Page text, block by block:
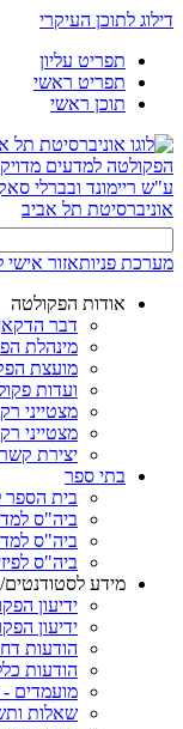
דילוג לתוכן העיקרי
תפריט עליון
תפריט ראשי
תוכן ראשי
הפקולטה למדעים
ע"ש ריימונד ובברלי
אוניברסיטת תל אביב
מערכת פניותאזור אישי
אודות הפקולטה
דבר
מינהלת
מועצת
ועדות
מצטייני
מצטייני
יצירת
בתי ספר
בית הספר
ביה"ס
ביה"ס
ביה"ס
מידע לסטודנטים/
ידיעון
ידיעון
הודעות
הודעות
מועמדים -
שאלות